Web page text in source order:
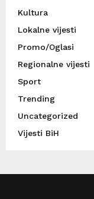
Kultura
Lokalne vijesti
Promo/Oglasi
Regionalne vijesti
Sport
Trending
Uncategorized
Vijesti BiH